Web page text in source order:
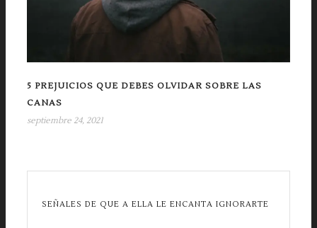
5 PREJUICIOS QUE DEBES OLVIDAR SOBRE LAS
CANAS
septiembre 24, 2021
SEÑALES DE QUE A ELLA LE ENCANTA IGNORARTE